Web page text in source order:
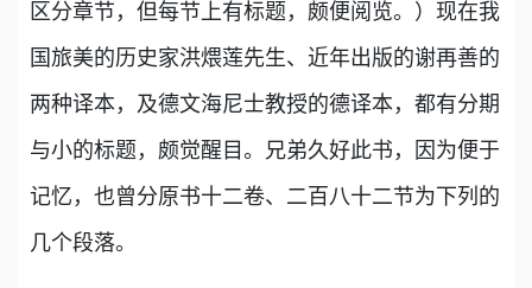
区分章节，但每节上有标题，颇便阅览。）现在我
国旅美的历史家洪煨莲先生、近年出版的谢再善的
两种译本，及德文海尼士教授的德译本，都有分期
与小的标题，颇觉醒目。兄弟久好此书，因为便于
记忆，也曾分原书十二卷、二百八十二节为下列的
几个段落。